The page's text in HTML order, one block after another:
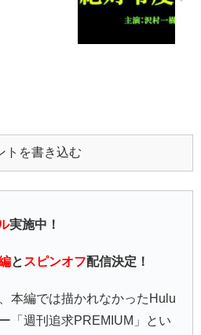
トを書き込む
実施中！
と スピンオフ配信決定！
本編では描かれなかったHulu
「週刊追求PREMIUM」とい